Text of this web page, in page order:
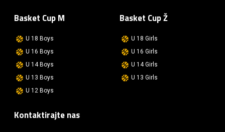
Basket Cup M
U 18 Boys
U 16 Boys
U 14 Boys
U 13 Boys
U 12 Boys
Basket Cup Ž
U 18 Girls
U 16 Girls
U 14 Girls
U 13 Girls
Kontaktirajte nas